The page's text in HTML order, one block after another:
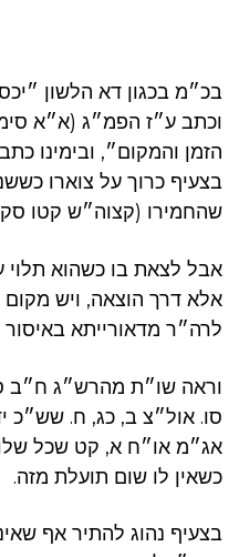
בכ״מ בכגון דא הלשון
וכתב ע״ז הפמ״ג (א״א
הזמן והמקום״, ובימינו
בצעיף כרוך על צוארו
שהחמירו (קצוה״ש קטו
אבל לצאת בו כשהוא תלוי
אלא דרך הוצאה, ויש
לרה״ר מדאורייתא
וראה שו״ת מהרש״ג ח״ב
סו. אול״צ ב, כג, ח. שש״כ
אג״מ או״ח א, קט שכל
כשאין לו שום תועלת מזה.
בצעיף נהוג להתיר אף